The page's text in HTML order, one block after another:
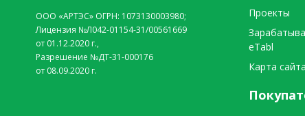
ООО «АРТЭС» ОГРН: 1073130003980;
Лицензия №Л042-01154-31/00561669
от 01.12.2020 г.,
Разрешение №ДТ-31-000176
от 08.09.2020 г.
Проекты
eTabl
Карта сайта